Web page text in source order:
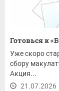
Готовься к
Уже скоро
сбору
Акция...
21.07.2026